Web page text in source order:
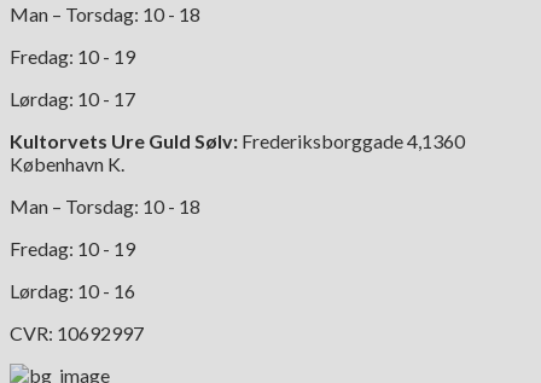
Man – Torsdag: 10 - 18
Fredag: 10 - 19
Lørdag: 10 - 17
Kultorvets Ure Guld Sølv: Frederiksborggade 4,1360
København K.
Man – Torsdag: 10 - 18
Fredag: 10 - 19
Lørdag: 10 - 16
CVR: 10692997